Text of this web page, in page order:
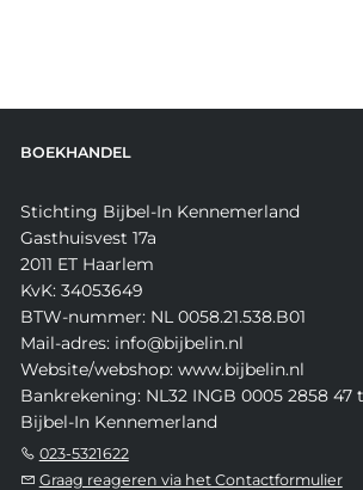
BOEKHANDEL
Stichting Bijbel-In Kennemerland
Gasthuisvest 17a
2011 ET Haarlem
KvK: 34053649
BTW-nummer: NL 0058.21.538.B01
Mail-adres: info@bijbelin.nl
Website/webshop: www.bijbelin.nl
Bankrekening: NL32 INGB 0005 2858 47
Bijbel-In Kennemerland
023-5321622
Graag reageren via het Contactformulier